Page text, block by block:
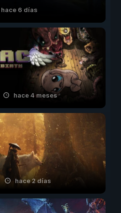
hace 6 días
hace 4 meses
hace 2 días